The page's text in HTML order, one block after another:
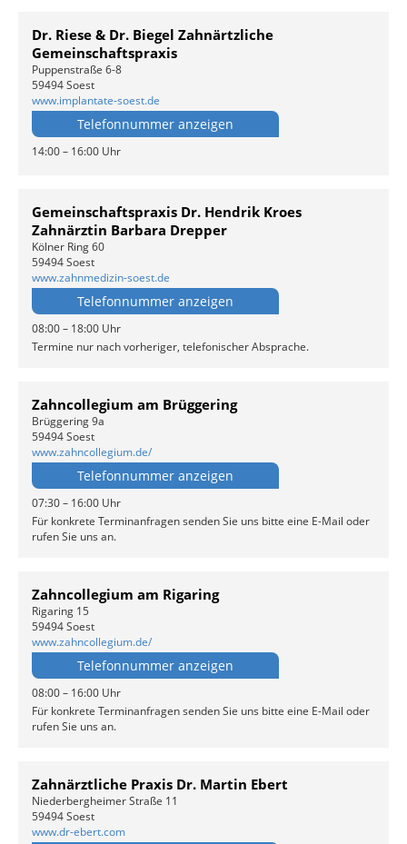
Dr. Riese & Dr. Biegel Zahnärtzliche
Gemeinschaftspraxis
Puppenstraße 6-8
59494 Soest
www.implantate-soest.de
Telefonnummer anzeigen
14:00 – 16:00 Uhr
Gemeinschaftspraxis Dr. Hendrik Kroes
Zahnärztin Barbara Drepper
Kölner Ring 60
59494 Soest
www.zahnmedizin-soest.de
Telefonnummer anzeigen
08:00 – 18:00 Uhr
Termine nur nach vorheriger, telefonischer Absprache.
Zahncollegium am Brüggering
Brüggering 9a
59494 Soest
www.zahncollegium.de/
Telefonnummer anzeigen
07:30 – 16:00 Uhr
Für konkrete Terminanfragen senden Sie uns bitte eine E-Mail oder
rufen Sie uns an.
Zahncollegium am Rigaring
Rigaring 15
59494 Soest
www.zahncollegium.de/
Telefonnummer anzeigen
08:00 – 16:00 Uhr
Für konkrete Terminanfragen senden Sie uns bitte eine E-Mail oder
rufen Sie uns an.
Zahnärztliche Praxis Dr. Martin Ebert
Niederbergheimer Straße 11
59494 Soest
www.dr-ebert.com